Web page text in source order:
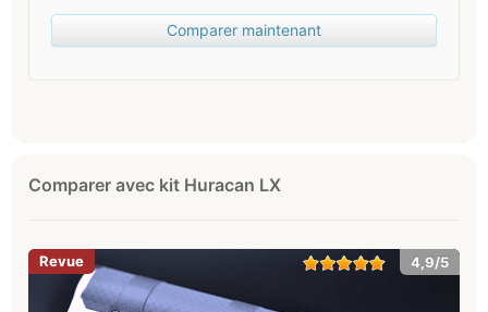
Comparer maintenant
Comparer avec kit Huracan LX
4,9/5